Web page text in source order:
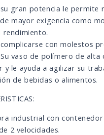
gran potencia le permite
mayor exigencia como
rendimiento.
con molestos
vaso de polímero de alta
y le ayuda a agilizar su
de bebidas o alimentos.
industrial con contenedor
2 velocidades.